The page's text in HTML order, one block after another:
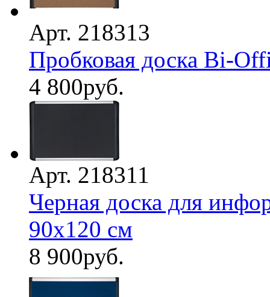
Арт. 218313
Пробковая доска Bi-
4 800руб.
Арт. 218311
Черная доска для
90х120 см
8 900руб.